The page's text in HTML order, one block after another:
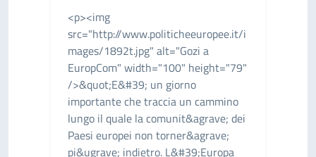
<p><img
src="http://www.politicheeuropee.it/i
mages/1892t.jpg" alt="Gozi a
EuropCom" width="100" height="79"
/>&quot;E&#39; un giorno
importante che traccia un cammino
lungo il quale la comunit&agrave; dei
Paesi europei non torner&agrave;
pi&ugrave; indietro. L&#39;Europa